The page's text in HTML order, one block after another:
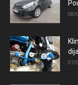
08/
07/